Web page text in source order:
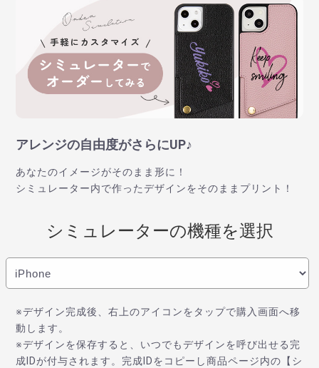
アレンジの自由度がさらにUP♪
あなたのイメージがそのまま形に！
シミュレーター内で作ったデザインをそのままプリント！
シミュレーターの機種を選択
※デザイン完成後、右上のアイコンをタップで購入画面へ移
動します。
※デザインを保存すると、いつでもデザインを呼び出せる完
成IDが付与されます。完成IDをコピーし商品ページ内の【シ